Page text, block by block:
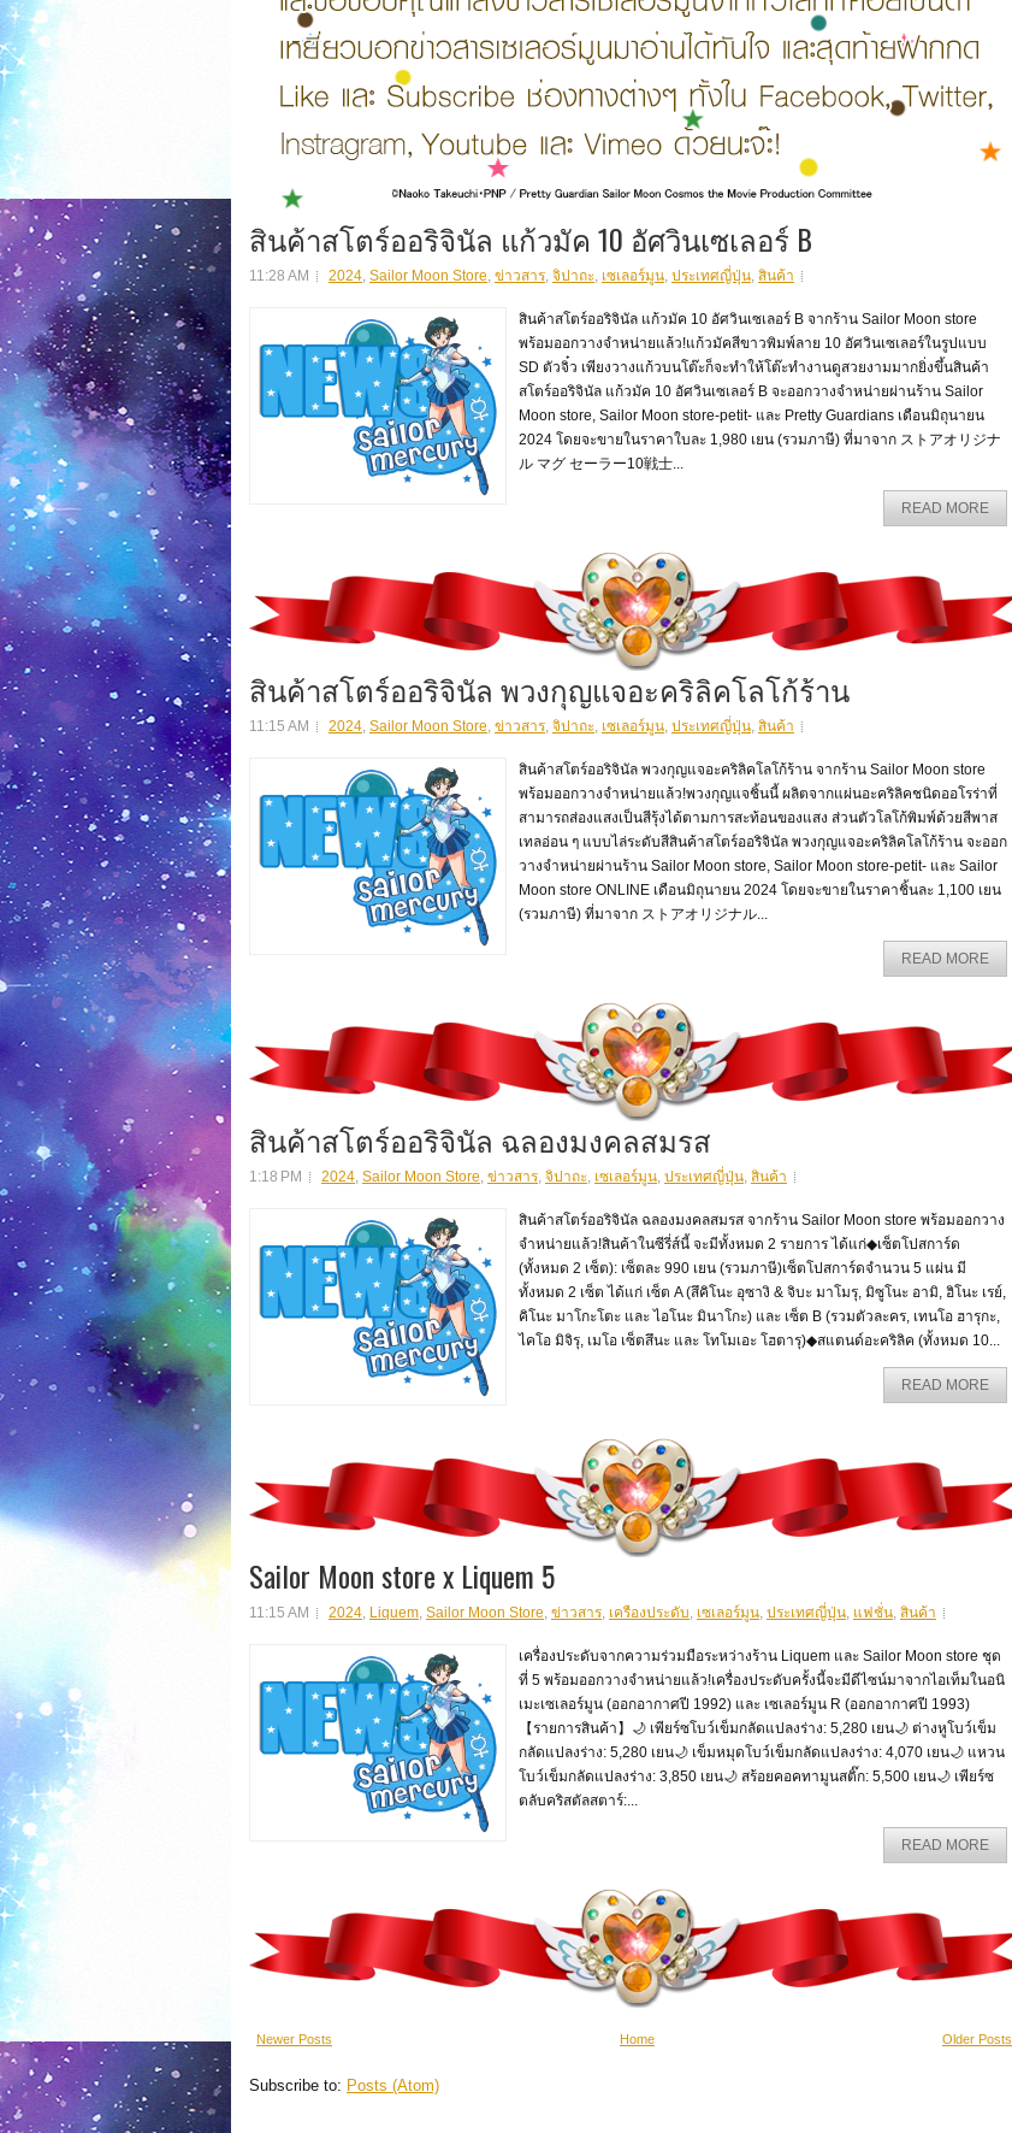
สินค้าสโตร์ออริจินัล แก้วมัค 10 อัศวินเซเลอร์ B
11:28 AM 2024, Sailor Moon Store, ข่าวสาร, จิปาถะ, เซเลอร์มูน, ประเทศญี่ปุ่น, สินค้า
สินค้าสโตร์ออริจินัล แก้วมัค 10 อัศวินเซเลอร์ B จากร้าน Sailor Moon store
พร้อมออกวางจำหน่ายแล้ว!แก้วมัคสีขาวพิมพ์ลาย 10 อัศวินเซเลอร์ในรูปแบบ
SD ตัวจิ๋ว เพียงวางแก้วบนโต๊ะก็จะทำให้โต๊ะทำงานดูสวยงามมากยิ่งขึ้นสินค้า
สโตร์ออริจินัล แก้วมัค 10 อัศวินเซเลอร์ B จะออกวางจำหน่ายผ่านร้าน Sailor
Moon store, Sailor Moon store-petit- และ Pretty Guardians เดือนมิถุนายน
2024 โดยจะขายในราคาใบละ 1,980 เยน (รวมภาษี) ที่มาจาก ストアオリジナ
ル マグ セーラー10戦士...
READ MORE
สินค้าสโตร์ออริจินัล พวงกุญแจอะคริลิคโลโก้ร้าน
11:15 AM 2024, Sailor Moon Store, ข่าวสาร, จิปาถะ, เซเลอร์มูน, ประเทศญี่ปุ่น, สินค้า
สินค้าสโตร์ออริจินัล พวงกุญแจอะคริลิคโลโก้ร้าน จากร้าน Sailor Moon store
พร้อมออกวางจำหน่ายแล้ว!พวงกุญแจชิ้นนี้ ผลิตจากแผ่นอะคริลิคชนิดออโรร่าที่
สามารถส่องแสงเป็นสีรุ้งได้ตามการสะท้อนของแสง ส่วนตัวโลโก้พิมพ์ด้วยสีพาส
เทลอ่อน ๆ แบบไล่ระดับสีสินค้าสโตร์ออริจินัล พวงกุญแจอะคริลิคโลโก้ร้าน จะออก
วางจำหน่ายผ่านร้าน Sailor Moon store, Sailor Moon store-petit- และ Sailor
Moon store ONLINE เดือนมิถุนายน 2024 โดยจะขายในราคาชิ้นละ 1,100 เยน
(รวมภาษี) ที่มาจาก ストアオリジナル...
READ MORE
สินค้าสโตร์ออริจินัล ฉลองมงคลสมรส
1:18 PM 2024, Sailor Moon Store, ข่าวสาร, จิปาถะ, เซเลอร์มูน, ประเทศญี่ปุ่น, สินค้า
สินค้าสโตร์ออริจินัล ฉลองมงคลสมรส จากร้าน Sailor Moon store พร้อมออกวาง
จำหน่ายแล้ว!สินค้าในซีรี่ส์นี้ จะมีทั้งหมด 2 รายการ ได้แก่◆เซ็ตโปสการ์ด
(ทั้งหมด 2 เซ็ต): เซ็ตละ 990 เยน (รวมภาษี)เซ็ตโปสการ์ดจำนวน 5 แผ่น มี
ทั้งหมด 2 เซ็ต ได้แก่ เซ็ต A (สึคิโนะ อุซางิ & จิบะ มาโมรุ, มิซูโนะ อามิ, ฮิโนะ เรย์,
คิโนะ มาโกะโตะ และ ไอโนะ มินาโกะ) และ เซ็ต B (รวมตัวละคร, เทนโอ ฮารุกะ,
ไคโอ มิจิรุ, เมโอ เซ็ตสึนะ และ โทโมเอะ โฮตารุ)◆สแตนด์อะคริลิค (ทั้งหมด 10...
READ MORE
Sailor Moon store x Liquem 5
11:15 AM 2024, Liquem, Sailor Moon Store, ข่าวสาร, เครืองประดับ, เซเลอร์มูน, ประเทศญี่ปุ่น, แฟชั่น, สินค้า
เครื่องประดับจากความร่วมมือระหว่างร้าน Liquem และ Sailor Moon store ชุด
ที่ 5 พร้อมออกวางจำหน่ายแล้ว!เครื่องประดับครั้งนี้จะมีดีไซน์มาจากไอเท็มในอนิ
เมะเซเลอร์มูน (ออกอากาศปี 1992) และ เซเลอร์มูน R (ออกอากาศปี 1993)
【รายการสินค้า】🌙 เพียร์ซโบว์เข็มกลัดแปลงร่าง: 5,280 เยน🌙 ต่างหูโบว์เข็ม
กลัดแปลงร่าง: 5,280 เยน🌙 เข็มหมุดโบว์เข็มกลัดแปลงร่าง: 4,070 เยน🌙 แหวน
โบว์เข็มกลัดแปลงร่าง: 3,850 เยน🌙 สร้อยคอคทามูนสติ๊ก: 5,500 เยน🌙 เพียร์ซ
ตลับคริสตัลสตาร์:...
READ MORE
Newer Posts Older Posts
Home
Subscribe to: Posts (Atom)